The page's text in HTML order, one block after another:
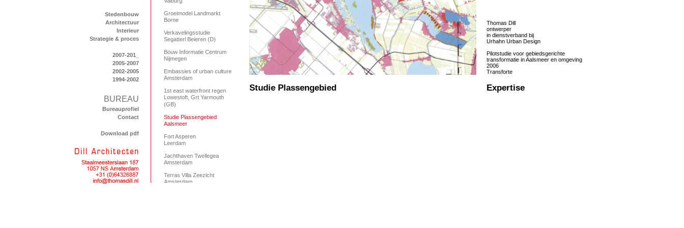
Stedenbouw
Architectuur
Interieur
Strategie & proces
2007-201_
2005-2007
2002-2005
1994-2002
BUREAU
Bureauprofiel
Contact
Download pdf
Groeimodel Landmarkt
Borne
Verkavelingsstudie
Segatterl Beieren (D)
Bouw Informatie Centrum
Nijmegen
Embassies of urban culture
Amsterdam
1st east waterfront regen
Lowestoft, Grt Yarmouth
(GB)
Studie Plassengebied
Aalsmeer
Fort Asperen
Leerdam
Jachthaven Twellegea
Amsterdam
Terras Villa Zeezicht
Amsterdam
Thomas Dill
ontwerper
in dienstverband bij
Urhahn Urban Design
Pilotstudie voor gebiedsgerichte
transformatie in Aalsmeer en omgeving
2006
Transforte
Studie Plassengebied Expertise